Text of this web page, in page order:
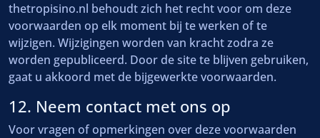
thetropisino.nl behoudt zich het recht voor om deze
voorwaarden op elk moment bij te werken of te
wijzigen. Wijzigingen worden van kracht zodra ze
worden gepubliceerd. Door de site te blijven gebruiken,
gaat u akkoord met de bijgewerkte voorwaarden.
12. Neem contact met ons op
Voor vragen of opmerkingen over deze voorwaarden